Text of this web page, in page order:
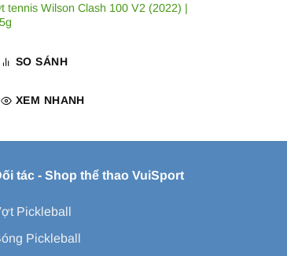
tennis Wilson Clash 100 V2 (2022) |
SO SÁNH
XEM NHANH
tác - Shop thể thao VuiSport
Pickleball
Pickleball